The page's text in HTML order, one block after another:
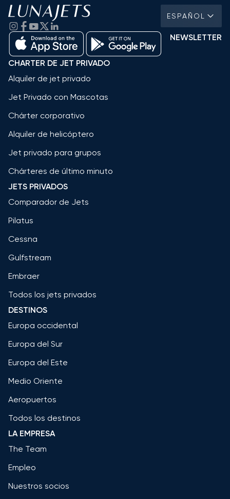
ESPAÑOL
NEWSLETTER
CHARTER DE JET PRIVADO
Alquiler de jet privado
Jet Privado con Mascotas
Chárter corporativo
Alquiler de helicóptero
Jet privado para grupos
Chárteres de último minuto
JETS PRIVADOS
Comparador de Jets
Pilatus
Cessna
Gulfstream
Embraer
Todos los jets privados
DESTINOS
Europa occidental
Europa del Sur
Europa del Este
Medio Oriente
Aeropuertos
Todos los destinos
LA EMPRESA
The Team
Empleo
Nuestros socios